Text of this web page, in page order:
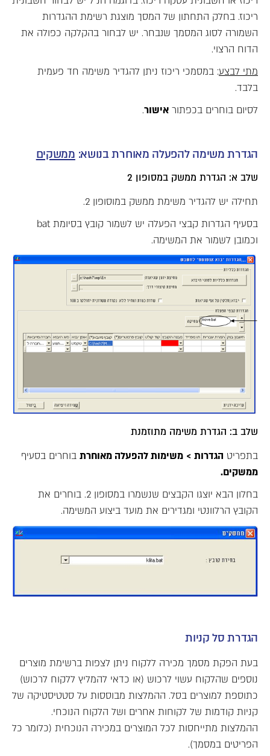
ריכוז. בחלק התחתון של המסך מוצגת רשימת ההגדרות
השמורה לסוג המסמך שנבחר. יש לבחור בהקלקה כפולה את
הדוח הרצוי.
מתי לבצע: במסמכי ריכוז ניתן להגדיר משימה חד פעמית
בלבד.
לסיום בוחרים בכפתור אישור.
הגדרת משימה להפעלה מאוחרת בנושא: ממשקים
שלב א: הגדרת ממשק במסופון 2
תחילה יש להגדיר משימת ממשק במוסופון 2.
בסעיף הגדרות קבצי הפעלה יש לשמור קובץ בסיומת bat
וכמובן לשמור את המשימה.
שלב ב: הגדרת משימה מתוזמנת
בתפריט הגדרות > משימות להפעלה מאוחרת בוחרים בסעיף
ממשקים.
בחלון הבא יוצגו הקבצים שנשמרו במסופון 2. בוחרים את
הקובץ הרלוונטי ומגדירים את מועד ביצוע המשימה.
הגדרת סל קניות
בעת הפקת מסמך מכירה ללקוח ניתן לצפות ברשימת מוצרים
נוספים שהלקוח עשוי לרכוש (או כדאי להמליץ ללקוח לרכוש)
כתוספת למוצרים בסל. ההמלצות מבוססות על סטטיסטיקה של
קניות קודמות של לקוחות אחרים ושל הלקוח הנוכחי.
ההמלצות מתייחסות לכל המוצרים במכירה הנוכחית (כלומר כל
הפריטים במסמך).